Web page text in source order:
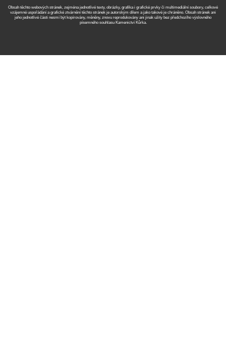
Obsah těchto webových stránek, zejména jednotlivé texty, obrázky, grafika i grafické prvky či multimediální soubory, celkové
vzájemné uspořádání a grafické ztvárnění těchto stránek je autorským dílem a jako takové je chráněno. Obsah stránek ani
jeho jednotlivé části nesmí být kopírovány, měněny, znovu reprodukovány ani jinak užity bez předchozího výslovného
písemného souhlasu Kamenictví Kůrka.